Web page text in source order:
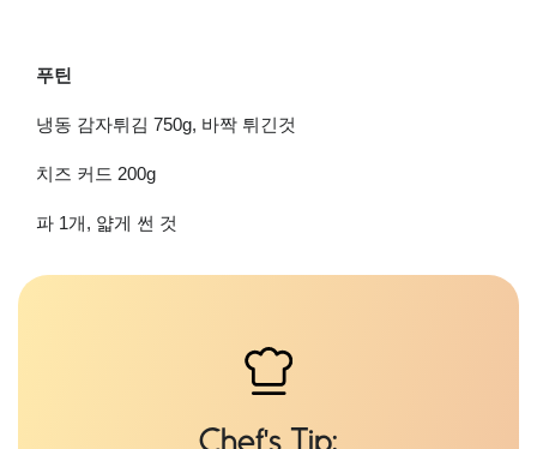
푸틴
냉동 감자튀김 750g, 바짝 튀긴것
치즈 커드 200g
파 1개 , 얇게 썬 것
Chef's Tip